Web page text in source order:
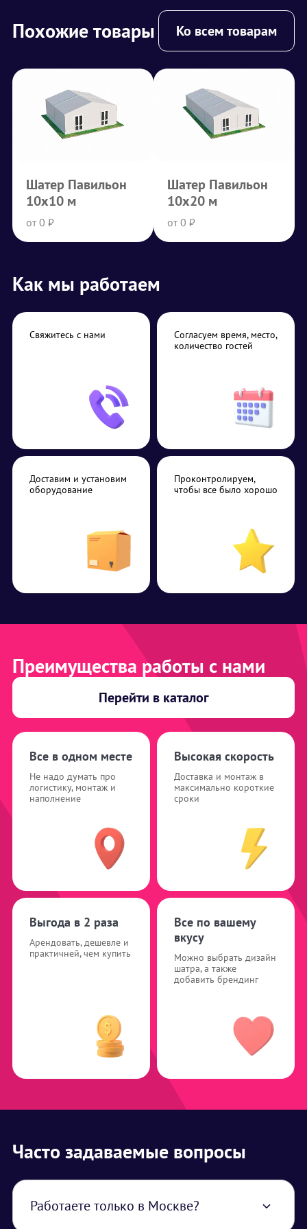
Похожие товары Ко всем товарам
Шатер Павильон
10х10 м
от 0 ₽
Шатер Павильон
10х20 м
от 0 ₽
Как мы работаем
Свяжитесь с нами
Согласуем время, место,
количество гостей
Доставим и установим
оборудование
Проконтролируем,
чтобы все было хорошо
Преимущества работы с нами
Перейти в каталог
Все в одном месте
Не надо думать про
логистику, монтаж и
наполнение
Высокая скорость
Доставка и монтаж в
максимально короткие
сроки
Выгода в 2 раза
Арендовать, дешевле и
практичней, чем купить
Все по вашему
вкусу
Можно выбрать дизайн
шатра, а также
добавить брендинг
Часто задаваемые вопросы
Работаете только в Москве?